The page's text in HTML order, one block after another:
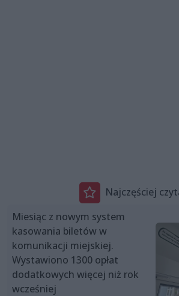
Najczęściej
Miesiąc z nowym system
kasowania biletów w
komunikacji miejskiej.
Wystawiono 1300 opłat
dodatkowych więcej niż rok
wcześniej